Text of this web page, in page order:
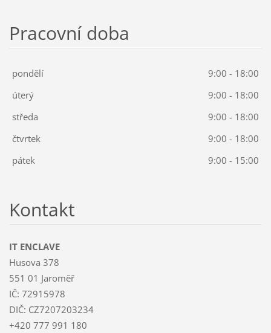
Pracovní doba
pondělí
9:00 - 18:00
úterý
9:00 - 18:00
středa
9:00 - 18:00
čtvrtek
9:00 - 18:00
pátek
9:00 - 15:00
Kontakt
IT ENCLAVE
Husova 378
551 01 Jaroměř
IČ: 72915978
DIČ: CZ7207203234
+420 777 991 180